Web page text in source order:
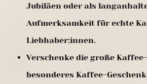
Jubiläen oder als
Aufmerksamkeit für echte
Liebhaber:innen.
Verschenke die große
besonderes Kaffee-